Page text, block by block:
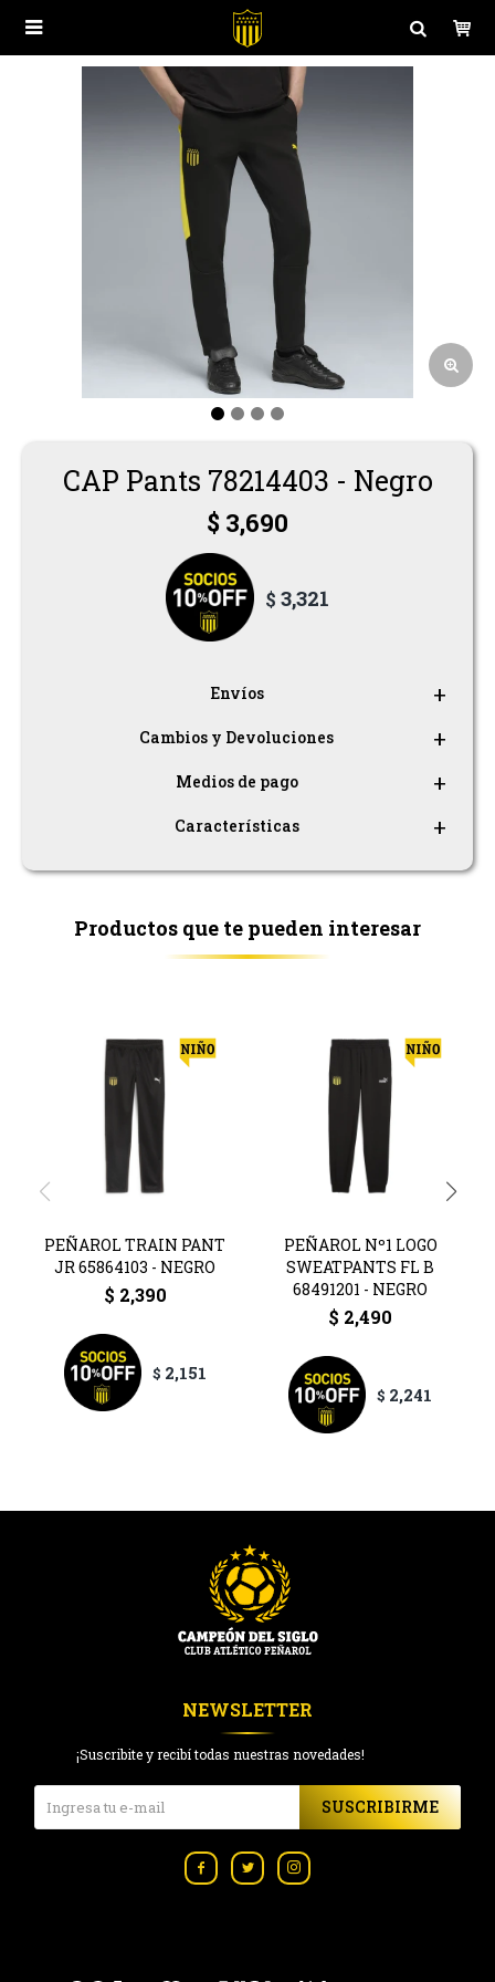

CAP Pants 78214403 - Negro
$ 3,690
$ 3,321
Envíos
Cambios y Devoluciones
Medios de pago
Características
Productos que te pueden interesar
PEÑAROL TRAIN PANT
JR 65864103 - NEGRO
$ 2,390
$ 2,151
PEÑAROL Nº1 LOGO
SWEATPANTS FL B
68491201 - NEGRO
$ 2,490
$ 2,241
NEWSLETTER
¡Suscribite y recibí todas nuestras novedades!
SUSCRIBIRME
  
Buzos y Canguros
Entrenamiento